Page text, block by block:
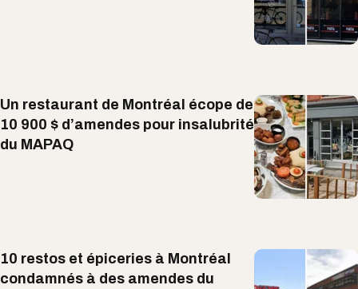
Un restaurant de Montréal écope de
10 900 $ d’amendes pour insalubrité
du MAPAQ
10 restos et épiceries à Montréal
condamnés à des amendes du